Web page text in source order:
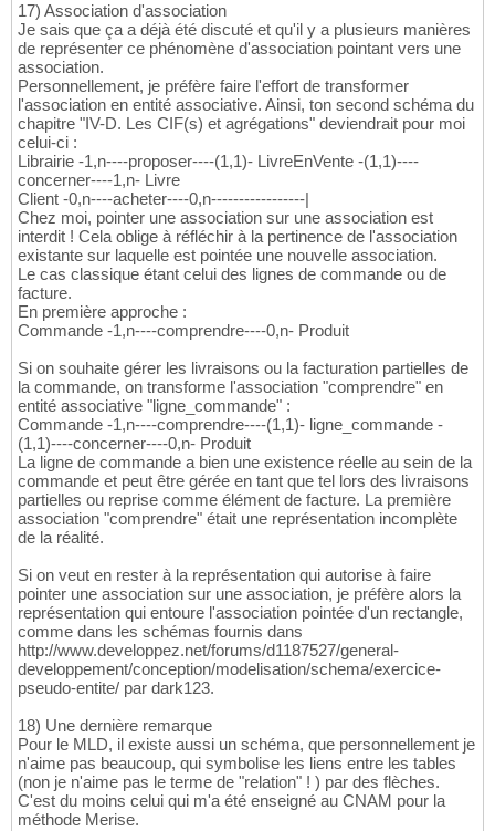
17) Association d'association
Je sais que ça a déjà été discuté et qu'il y a plusieurs manières
de représenter ce phénomène d'association pointant vers une
association.
Personnellement, je préfère faire l'effort de transformer
l'association en entité associative. Ainsi, ton second schéma du
chapitre "IV-D. Les CIF(s) et agrégations" deviendrait pour moi
celui-ci :
Librairie -1,n----proposer----(1,1)- LivreEnVente -(1,1)----
concerner----1,n- Livre
Client -0,n----acheter----0,n-----------------|
Chez moi, pointer une association sur une association est
interdit ! Cela oblige à réfléchir à la pertinence de l'association
existante sur laquelle est pointée une nouvelle association.
Le cas classique étant celui des lignes de commande ou de
facture.
En première approche :
Commande -1,n----comprendre----0,n- Produit
Si on souhaite gérer les livraisons ou la facturation partielles de
la commande, on transforme l'association "comprendre" en
entité associative "ligne_commande" :
Commande -1,n----comprendre----(1,1)- ligne_commande -
(1,1)----concerner----0,n- Produit
La ligne de commande a bien une existence réelle au sein de la
commande et peut être gérée en tant que tel lors des livraisons
partielles ou reprise comme élément de facture. La première
association "comprendre" était une représentation incomplète
de la réalité.
Si on veut en rester à la représentation qui autorise à faire
pointer une association sur une association, je préfère alors la
représentation qui entoure l'association pointée d'un rectangle,
comme dans les schémas fournis dans
http://www.developpez.net/forums/d1187527/general-
developpement/conception/modelisation/schema/exercice-
pseudo-entite/ par dark123.
18) Une dernière remarque
Pour le MLD, il existe aussi un schéma, que personnellement je
n'aime pas beaucoup, qui symbolise les liens entre les tables
(non je n'aime pas le terme de "relation" ! ) par des flèches.
C'est du moins celui qui m'a été enseigné au CNAM pour la
méthode Merise.